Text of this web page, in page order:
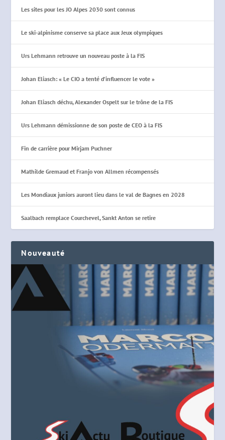
Les sites pour les JO Alpes 2030 sont connus
Le ski-alpinisme conserve sa place aux Jeux olympiques
Urs Lehmann retrouve un nouveau poste à la FIS
Johan Eliasch: « Le CIO a tenté d’influencer le vote »
Johan Eliasch déchu, Alexander Ospelt sur le trône de la FIS
Urs Lehmann démissionne de son poste de CEO à la FIS
Fin de carrière pour Mirjam Puchner
Mathilde Gremaud et Franjo von Allmen récompensés
Les Mondiaux juniors auront lieu dans le val de Bagnes en 2028
Saalbach remplace Courchevel, Sankt Anton se retire
Nouveauté